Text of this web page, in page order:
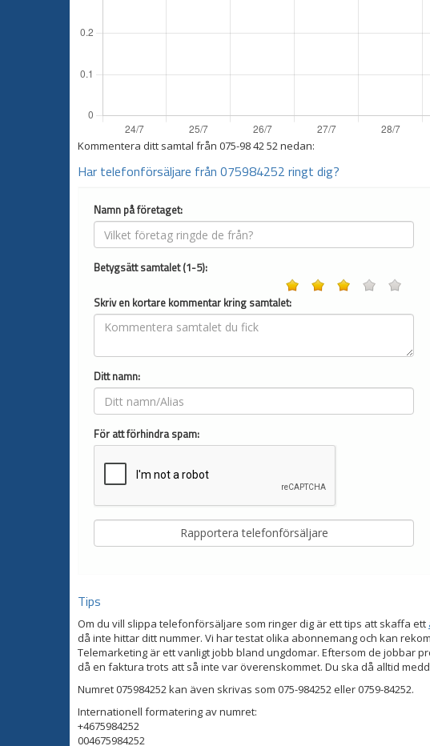
Kommentera ditt samtal från 075-98 42 52nedan:
Har telefonförsäljare från 075984252 ringt dig?
Namn på företaget:
Betygsätt samtalet (1-5):
Skriv en kortare kommentar kring samtalet:
Ditt namn:
För att förhindra spam:
Tips
Om du vill slippa telefonförsäljare som ringer dig är ett tips att skaffa ett
då inte hittar ditt nummer. Vi har testat olika abonnemang och kan
Telemarketing är ett vanligt jobb bland ungdomar. Eftersom de jobbar
då en faktura trots att så inte var överenskommet. Du ska då alltid
Numret 075984252 kan även skrivas som 075-984252 eller 0759-84252.
Internationell formatering av numret:
+4675984252
004675984252